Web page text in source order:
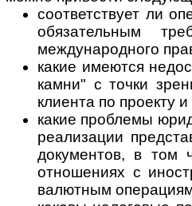
соответствует ли
обязательным
международного
какие имеются
камни" с точки
клиента по проекту
какие проблемы
реализации
документов, в том
отношениях с
валютным